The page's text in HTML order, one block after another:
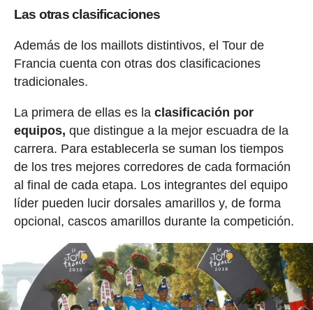
Las otras clasificaciones
Además de los maillots distintivos, el Tour de
Francia cuenta con otras dos clasificaciones
tradicionales.
La primera de ellas es la clasificación por
equipos, que distingue a la mejor escuadra de la
carrera. Para establecerla se suman los tiempos
de los tres mejores corredores de cada formación
al final de cada etapa. Los integrantes del equipo
líder pueden lucir dorsales amarillos y, de forma
opcional, cascos amarillos durante la competición.